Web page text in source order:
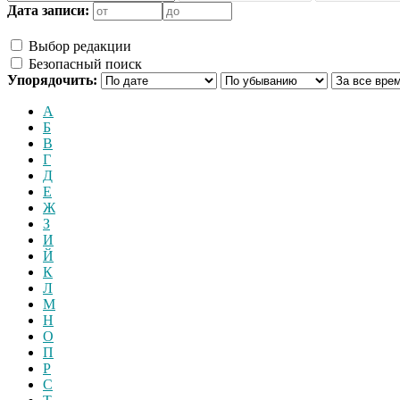
Дата записи:
Выбор редакции
Безопасный поиск
Упорядочить:
А
Б
В
Г
Д
Е
Ж
З
И
Й
К
Л
М
Н
О
П
Р
С